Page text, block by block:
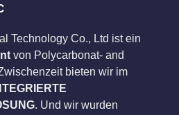
Technology Co., Ltd ist ein
von Polycarbonat- and
bieten wir im
. Und wir wurden